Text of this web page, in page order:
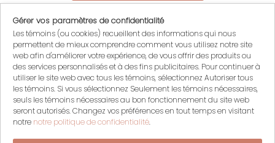
Promotions
Nous joindre
Politiques
English
Mon compte
Mon panier
Se connecter
S'inscrire
Gérer vos paramètres de confidentialité
Les témoins (ou cookies) recueillent des informations qui nous
permettent de mieux comprendre comment vous utilisez notre site
web afin d'améliorer votre expérience, de vous offrir des produits ou
des services personnalisés et à des fins publicitaires. Pour continuer à
utiliser le site web avec tous les témoins, sélectionnez Autoriser tous
les témoins. Si vous sélectionnez Seulement les témoins nécessaires,
seuls les témoins nécessaires au bon fonctionnement du site web
seront autorisés. Changez vos préférences en tout temps en visitant
notre notre politique de confidentialité.